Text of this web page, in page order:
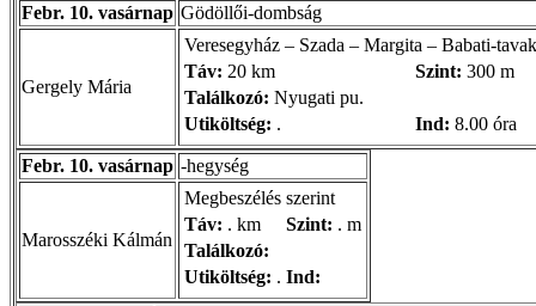
Febr. 10. vasárnap Gödöllői-dombság
Gergely Mária
Veresegyház – Szada – Margita – Babati-
Táv: 20 km Szint: 300 m
Találkozó: Nyugati pu.
Utiköltség: . Ind: 8.00 óra
Febr. 10. vasárnap -hegység
Marosszéki Kálmán
Megbeszélés szerint
Táv: . km Szint: . m
Találkozó:
Utiköltség: . Ind: